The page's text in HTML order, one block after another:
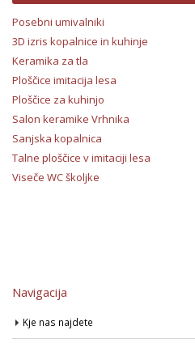
Posebni umivalniki
3D izris kopalnice in kuhinje
Keramika za tla
Ploščice imitacija lesa
Ploščice za kuhinjo
Salon keramike Vrhnika
Sanjska kopalnica
Talne ploščice v imitaciji lesa
Viseče WC školjke
Navigacija
Kje nas najdete